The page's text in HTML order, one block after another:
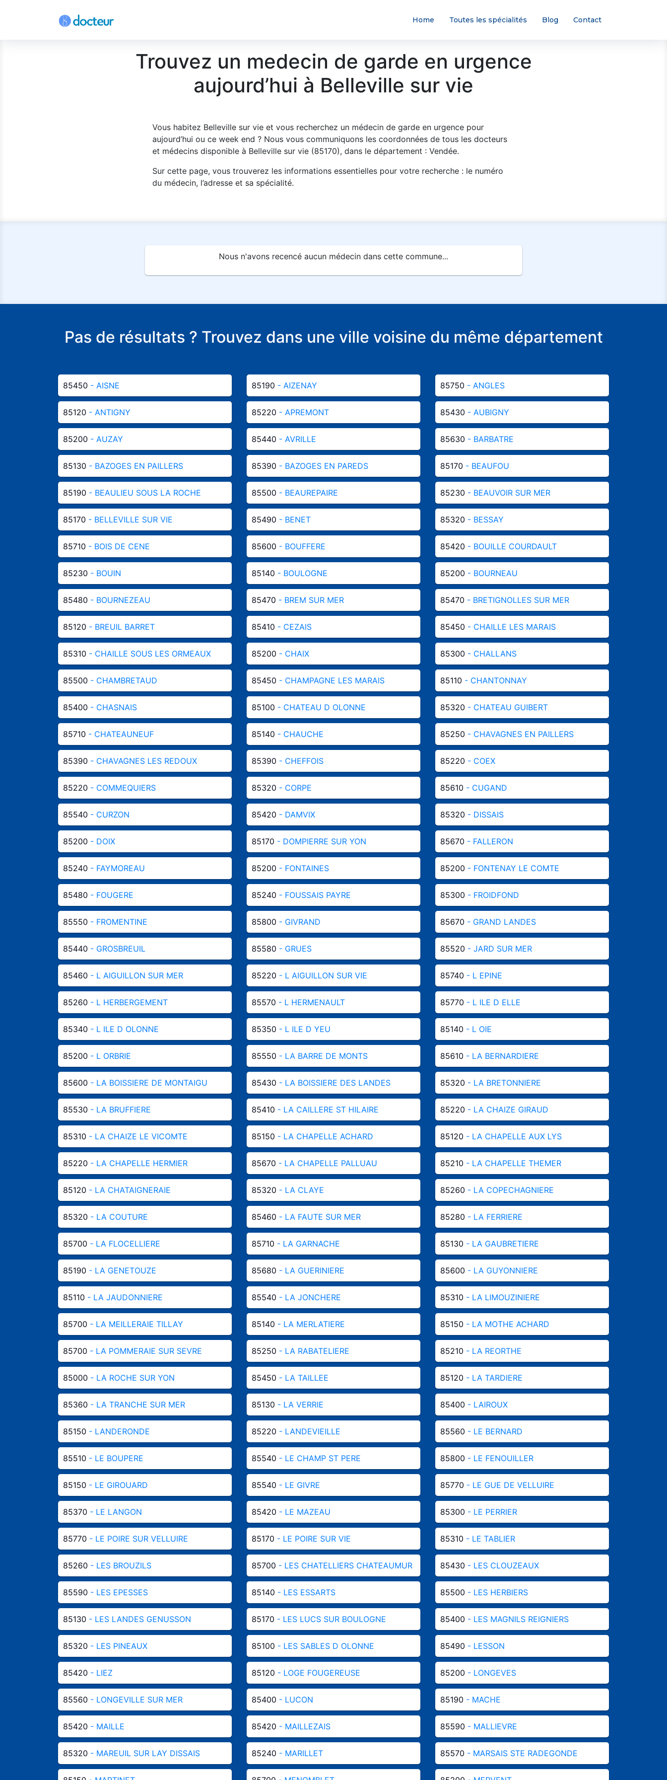
Home Toutes les spécialités Blog Contact
Trouvez un medecin de garde en urgence
aujourd’hui à Belleville sur vie
Vous habitez Belleville sur vie et vous recherchez un médecin de garde en urgence pour
aujourd’hui ou ce week end ? Nous vous communiquons les coordonnées de tous les docteurs
et médecins disponible à Belleville sur vie (85170), dans le département : Vendée.
Sur cette page, vous trouverez les informations essentielles pour votre recherche : le numéro
du médecin, l’adresse et sa spécialité.
Nous n'avons recencé aucun médecin dans cette commune...
Pas de résultats ? Trouvez dans une ville voisine du même département
85450 - AISNE 85190 - AIZENAY 85750 - ANGLES
85120 - ANTIGNY 85220 - APREMONT 85430 - AUBIGNY
85200 - AUZAY 85440 - AVRILLE 85630 - BARBATRE
85130 - BAZOGES EN PAILLERS 85390 - BAZOGES EN PAREDS 85170 - BEAUFOU
85190 - BEAULIEU SOUS LA ROCHE 85500 - BEAUREPAIRE 85230 - BEAUVOIR SUR MER
85170 - BELLEVILLE SUR VIE 85490 - BENET 85320 - BESSAY
85710 - BOIS DE CENE 85600 - BOUFFERE 85420 - BOUILLE COURDAULT
85230 - BOUIN 85140 - BOULOGNE 85200 - BOURNEAU
85480 - BOURNEZEAU 85470 - BREM SUR MER 85470 - BRETIGNOLLES SUR MER
85120 - BREUIL BARRET 85410 - CEZAIS 85450 - CHAILLE LES MARAIS
85310 - CHAILLE SOUS LES ORMEAUX 85200 - CHAIX 85300 - CHALLANS
85500 - CHAMBRETAUD 85450 - CHAMPAGNE LES MARAIS 85110 - CHANTONNAY
85400 - CHASNAIS 85100 - CHATEAU D OLONNE 85320 - CHATEAU GUIBERT
85710 - CHATEAUNEUF 85140 - CHAUCHE 85250 - CHAVAGNES EN PAILLERS
85390 - CHAVAGNES LES REDOUX 85390 - CHEFFOIS 85220 - COEX
85220 - COMMEQUIERS 85320 - CORPE 85610 - CUGAND
85540 - CURZON 85420 - DAMVIX 85320 - DISSAIS
85200 - DOIX 85170 - DOMPIERRE SUR YON 85670 - FALLERON
85240 - FAYMOREAU 85200 - FONTAINES 85200 - FONTENAY LE COMTE
85480 - FOUGERE 85240 - FOUSSAIS PAYRE 85300 - FROIDFOND
85550 - FROMENTINE 85800 - GIVRAND 85670 - GRAND LANDES
85440 - GROSBREUIL 85580 - GRUES 85520 - JARD SUR MER
85460 - L AIGUILLON SUR MER 85220 - L AIGUILLON SUR VIE 85740 - L EPINE
85260 - L HERBERGEMENT 85570 - L HERMENAULT 85770 - L ILE D ELLE
85340 - L ILE D OLONNE 85350 - L ILE D YEU 85140 - L OIE
85200 - L ORBRIE 85550 - LA BARRE DE MONTS 85610 - LA BERNARDIERE
85600 - LA BOISSIERE DE MONTAIGU 85430 - LA BOISSIERE DES LANDES 85320 - LA BRETONNIERE
85530 - LA BRUFFIERE 85410 - LA CAILLERE ST HILAIRE 85220 - LA CHAIZE GIRAUD
85310 - LA CHAIZE LE VICOMTE 85150 - LA CHAPELLE ACHARD 85120 - LA CHAPELLE AUX LYS
85220 - LA CHAPELLE HERMIER 85670 - LA CHAPELLE PALLUAU 85210 - LA CHAPELLE THEMER
85120 - LA CHATAIGNERAIE 85320 - LA CLAYE 85260 - LA COPECHAGNIERE
85320 - LA COUTURE 85460 - LA FAUTE SUR MER 85280 - LA FERRIERE
85700 - LA FLOCELLIERE 85710 - LA GARNACHE 85130 - LA GAUBRETIERE
85190 - LA GENETOUZE 85680 - LA GUERINIERE 85600 - LA GUYONNIERE
85110 - LA JAUDONNIERE 85540 - LA JONCHERE 85310 - LA LIMOUZINIERE
85700 - LA MEILLERAIE TILLAY 85140 - LA MERLATIERE 85150 - LA MOTHE ACHARD
85700 - LA POMMERAIE SUR SEVRE 85250 - LA RABATELIERE 85210 - LA REORTHE
85000 - LA ROCHE SUR YON 85450 - LA TAILLEE 85120 - LA TARDIERE
85360 - LA TRANCHE SUR MER 85130 - LA VERRIE 85400 - LAIROUX
85150 - LANDERONDE 85220 - LANDEVIEILLE 85560 - LE BERNARD
85510 - LE BOUPERE 85540 - LE CHAMP ST PERE 85800 - LE FENOUILLER
85150 - LE GIROUARD 85540 - LE GIVRE 85770 - LE GUE DE VELLUIRE
85370 - LE LANGON 85420 - LE MAZEAU 85300 - LE PERRIER
85770 - LE POIRE SUR VELLUIRE 85170 - LE POIRE SUR VIE 85310 - LE TABLIER
85260 - LES BROUZILS 85700 - LES CHATELLIERS CHATEAUMUR 85430 - LES CLOUZEAUX
85590 - LES EPESSES 85140 - LES ESSARTS 85500 - LES HERBIERS
85130 - LES LANDES GENUSSON 85170 - LES LUCS SUR BOULOGNE 85400 - LES MAGNILS REIGNIERS
85320 - LES PINEAUX 85100 - LES SABLES D OLONNE 85490 - LESSON
85420 - LIEZ 85120 - LOGE FOUGEREUSE 85200 - LONGEVES
85560 - LONGEVILLE SUR MER 85400 - LUCON 85190 - MACHE
85420 - MAILLE 85420 - MAILLEZAIS 85590 - MALLIEVRE
85320 - MAREUIL SUR LAY DISSAIS 85240 - MARILLET 85570 - MARSAIS STE RADEGONDE